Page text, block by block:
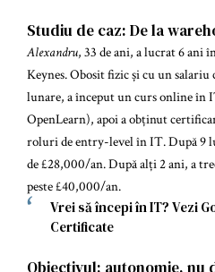
Studiu de caz: De la
Alexandru, 33 de ani, a lucrat 6
Keynes. Obosit fizic și cu un salariu
lunare, a început un curs online
OpenLearn), apoi a obținut
roluri de entry-level în IT. După 9
de £28,000/an. După alți 2 ani, a
peste £40,000/an.
Vrei să începi în IT? Vezi
Certificate
Obiectivul: autonomie, nu